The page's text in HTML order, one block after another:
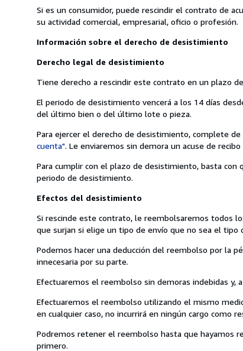
Si es un consumidor, puede rescindir el contrato de
su actividad comercial, empresarial, oficio o profesión.
Información sobre el derecho de desistimiento
Derecho legal de desistimiento
Tiene derecho a rescindir este contrato en un plazo
El periodo de desistimiento vencerá a los 14 días
del último bien o del último lote o pieza.
Para ejercer el derecho de desistimiento, complete
cuenta". Le enviaremos sin demora un acuse de
Para cumplir con el plazo de desistimiento, basta
periodo de desistimiento.
Efectos del desistimiento
Si rescinde este contrato, le reembolsaremos todos
que surjan si elige un tipo de envío que no sea el
Podemos hacer una deducción del reembolso por la
innecesaria por su parte.
Efectuaremos el reembolso sin demoras indebidas y,
Efectuaremos el reembolso utilizando el mismo
en cualquier caso, no incurrirá en ningún cargo como
Podremos retener el reembolso hasta que hayamos
primero.